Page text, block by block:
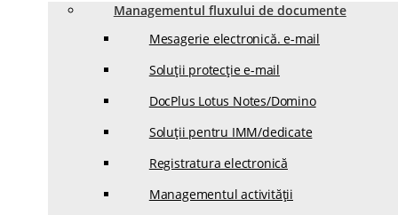
Managementul fluxului de documente
Mesagerie electronică. e-mail
Soluții protecție e-mail
DocPlus Lotus Notes/Domino
Soluții pentru IMM/dedicate
Registratura electronică
Managementul activității